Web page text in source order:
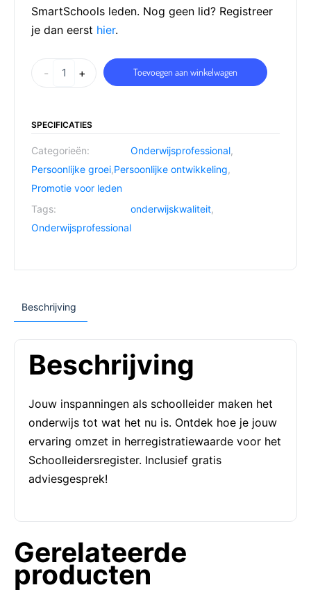
SmartSchools leden. Nog geen lid? Registreer
je dan eerst hier.
- + Toevoegen aan winkelwagen
SPECIFICATIES
Categorieën: Onderwijsprofessional,
Persoonlijke groei,Persoonlijke ontwikkeling,
Promotie voor leden
Tags:
onderwijskwaliteit,
Onderwijsprofessional
Beschrijving
Beschrijving
Jouw inspanningen als schoolleider maken het
onderwijs tot wat het nu is. Ontdek hoe je jouw
ervaring omzet in herregistratiewaarde voor het
Schoolleidersregister. Inclusief gratis
adviesgesprek!
Gerelateerde
producten